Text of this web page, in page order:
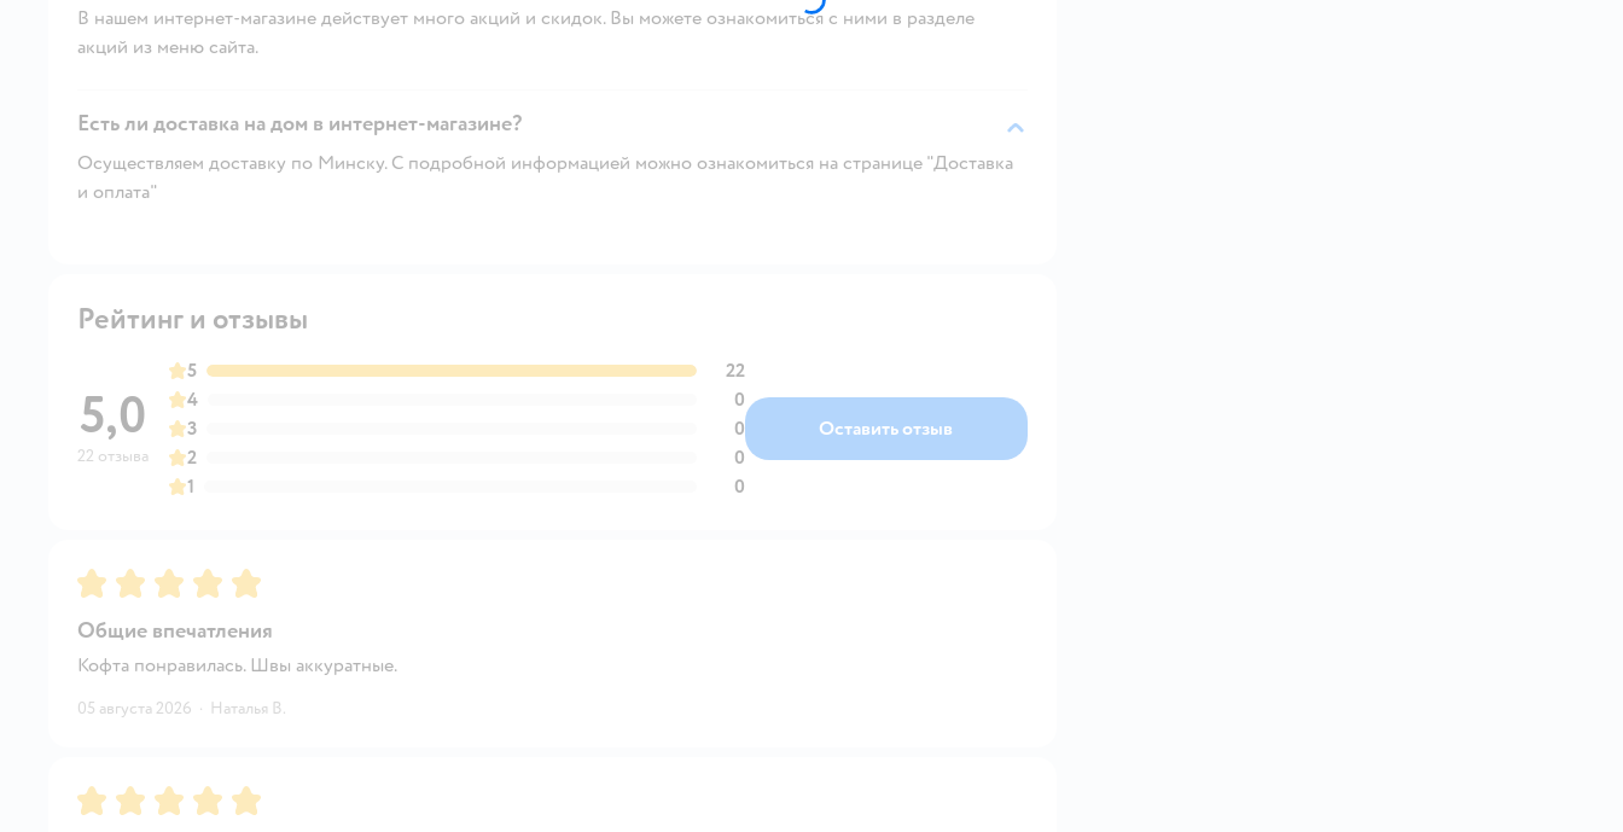
В нашем интернет-магазине действует много акций и скидок. Вы можете ознакомиться с ними в разделе
акций из меню сайта.
Есть ли доставка на дом в интернет-магазине?
Осуществляем доставку по Минску. С подробной информацией можно ознакомиться на странице "Доставка
и оплата"
Рейтинг и отзывы
5,0
22 отзыва
5
22
4
0
3
0
2
0
1
0
Оставить отзыв
Рейтинг:5
Общие впечатления
Кофта понравилась. Швы аккуратные.
05 августа 2026 · Наталья В.
Рейтинг:5